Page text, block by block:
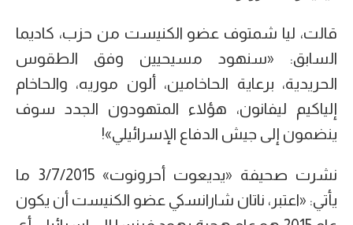
قالت، ليا شمتوف عضو الكنيست من حزب، كاديما
السابق: «سنهود مسيحيين وفق الطقوس
الحريدية، برعاية الحاخامين، ألون موريه، والحاخام
إلياكيم ليفانون، هؤلاء المتهودون الجدد سوف
ينضمون إلى جيش الدفاع الإسرائيلي»!
نشرت صحيفة «يديعوت أحرونوت» 3/7/2015 ما
يأتي: «اعتبر، ناتان شارانسكي عضو الكنيست أن يكون